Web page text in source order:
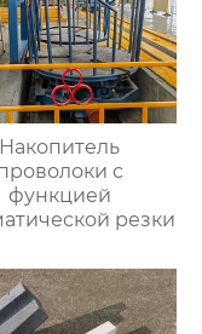
Накопитель
с
функцией
резки